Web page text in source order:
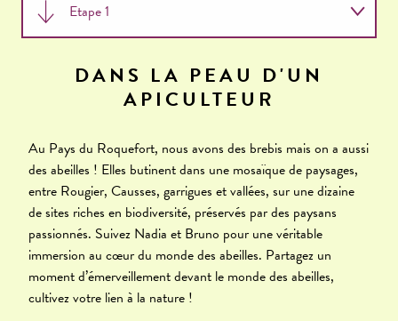
Etape 1
DANS LA PEAU D'UN
APICULTEUR
Au Pays du Roquefort, nous avons des brebis mais on a aussi
des abeilles ! Elles butinent dans une mosaïque de paysages,
entre Rougier, Causses, garrigues et vallées, sur une dizaine
de sites riches en biodiversité, préservés par des paysans
passionnés. Suivez Nadia et Bruno pour une véritable
immersion au cœur du monde des abeilles. Partagez un
moment d’émerveillement devant le monde des abeilles,
cultivez votre lien à la nature !